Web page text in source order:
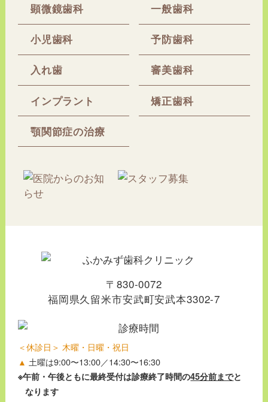
顕微鏡歯科 一般歯科
小児歯科 予防歯科
入れ歯 審美歯科
インプラント 矯正歯科
顎関節症の治療
〒830-0072
福岡県久留米市安武町安武本3302-7
＜休診日＞ 木曜・日曜・祝日
▲ 土曜は9:00〜13:00／14:30〜16:30
※午前・午後ともに最終受付は診療終了時間の45分前までと
なります